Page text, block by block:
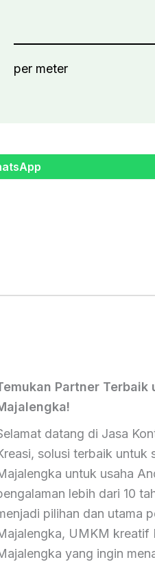
per meter
Partner
datang di Jasa
solusi terbaik untuk
untuk usaha
lebih dari 10
pilihan dan utama
UMKM kreatif
yang ingin